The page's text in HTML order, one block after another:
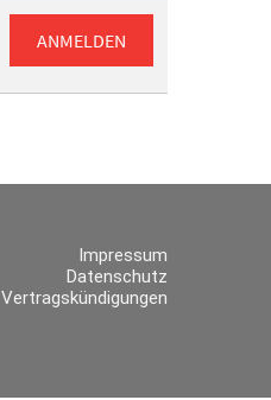
ANMELDEN
Impressum
Datenschutz
Vertragskündigungen